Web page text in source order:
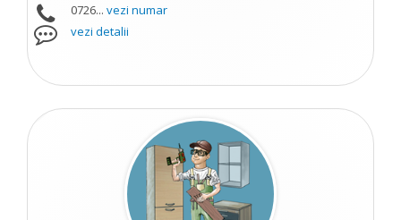
0726... vezi numar
vezi detalii